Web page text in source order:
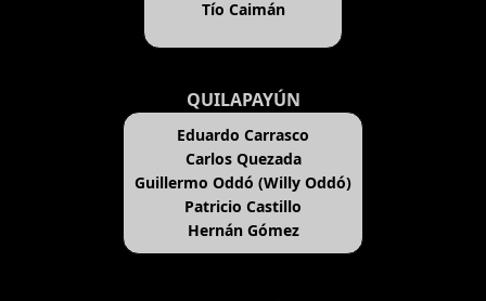
Tío Caimán
QUILAPAYÚN
Eduardo Carrasco
Carlos Quezada
Guillermo Oddó (Willy Oddó)
Patricio Castillo
Hernán Gómez